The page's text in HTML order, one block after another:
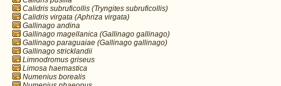
Calidris subruficollis (Tryngites subruficollis)
Calidris virgata (Aphriza virgata)
Gallinago andina
Gallinago magellanica (Gallinago gallinago)
Gallinago paraguaiae (Gallinago gallinago)
Gallinago stricklandii
Limnodromus griseus
Limosa haemastica
Numenius borealis